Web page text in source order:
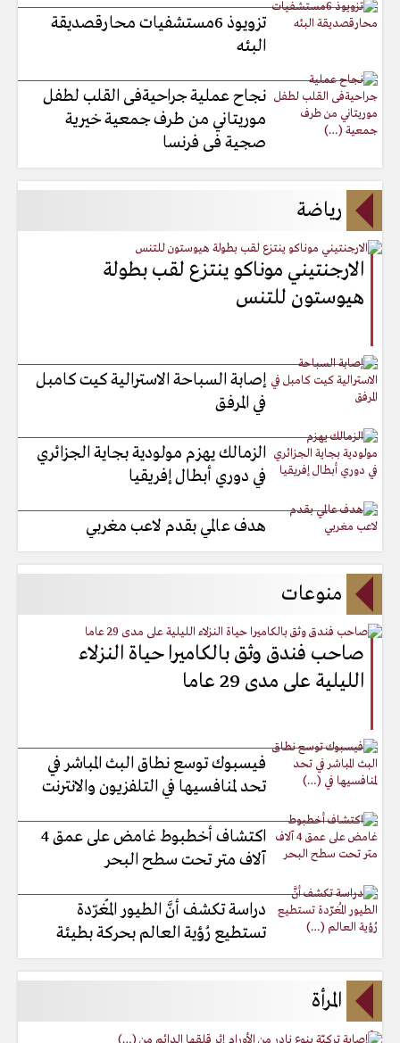
تزويوذ 6مستشفيات محارقصديقة
البئه
نجاح عملية جراحيةفى القلب لطفل
موريتاني من طرف جمعية خيرية
صجية فى فرنسا
رياضة
الارجنتيني موناكو ينتزع لقب بطولة
هيوستون للتنس
إصابة السباحة الاسترالية كيت كامبل
في المرفق
الزمالك يهزم مولودية بجاية الجزائري
في دوري أبطال إفريقيا
هدف عالمي بقدم لاعب مغربي
منوعات
صاحب فندق وثق بالكاميرا حياة النزلاء
الليلية على مدى 29 عاما
فيسبوك توسع نطاق البث المباشر في
تحد لمنافسيها في التلفزيون والانترنت
اكتشاف أخطبوط غامض على عمق 4
آلاف متر تحت سطح البحر
دراسة تكشف أنَّ الطيور المُغرّدة
تستطيع رُؤية العالم بحركة بطيئة
المرأة